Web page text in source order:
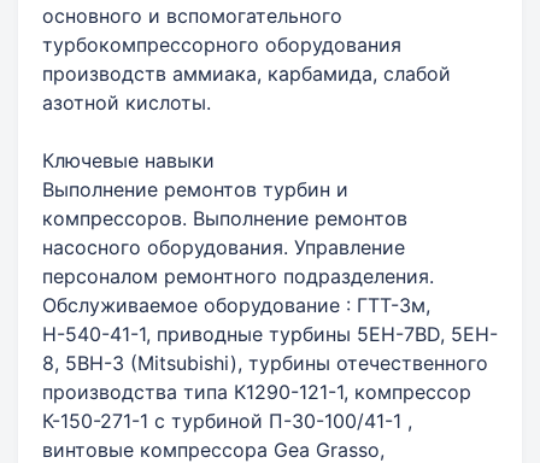
основного и вспомогательного
турбокомпрессорного оборудования
производств аммиака, карбамида, слабой
азотной кислоты.
Ключевые навыки
Выполнение ремонтов турбин и
компрессоров. Выполнение ремонтов
насосного оборудования. Управление
персоналом ремонтного подразделения.
Обслуживаемое оборудование : ГТТ-3м,
Н-540-41-1, приводные турбины 5EH-7BD, 5EH-
8, 5BH-3 (Mitsubishi), турбины отечественного
производства типа К1290-121-1, компрессор
К-150-271-1 с турбиной П-30-100/41-1 ,
винтовые компрессора Gea Grasso,